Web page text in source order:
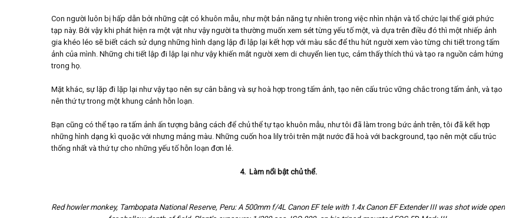
Con người luôn bị hấp dẫn bởi những cật có khuôn mẫu, như một bản năng tự nhiên trong việc nhìn nhận và tổ chức lại thế giới phức
tạp này. Bởi vậy khi phát hiện ra một vật như vậy người ta thường muốn xem sét từng yếu tố một, và dựa trên điều đó thì một nhiếp ảnh
gia khéo léo sẽ biết cách sử dụng những hình dạng lập đi lập lại kết hợp với màu sắc để thu hút người xem vào từng chi tiết trong tấm
ảnh của mình. Những chi tiết lập đi lập lại như vậy khiến mắt người xem di chuyển lien tục, cảm thấy thích thú và tạo ra nguồn cảm hứng
trong họ.
Mặt khác, sự lặp đi lặp lại như vậy tạo nên sự cân bằng và sự hoà hợp trong tấm ảnh, tạo nên cấu trúc vững chắc trong tấm ảnh, và tạo
nên thứ tự trong một khung cảnh hỗn loạn.
Bạn cũng có thể tạo ra tấm ảnh ấn tượng bằng cách để chủ thể tự tạo khuôn mẫu, như tôi đã làm trong bức ảnh trên, tôi đã kết hợp
những hình dạng kì quoặc với nhưng mảng màu. Những cuốn hoa lily trôi trên mặt nước đã hoà với background, tạo nên một cấu trúc
thống nhất và thứ tự cho những yếu tố hỗn loạn đơn lẻ.
4. Làm nổi bật chủ thể.
Red howler monkey, Tambopata National Reserve, Peru: A 500mm f/4L Canon EF tele with 1.4x Canon EF Extender III was shot wide open